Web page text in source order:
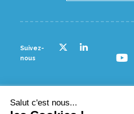
Suivez-
nous
© France gaz - 2023
Salut c'est nous...